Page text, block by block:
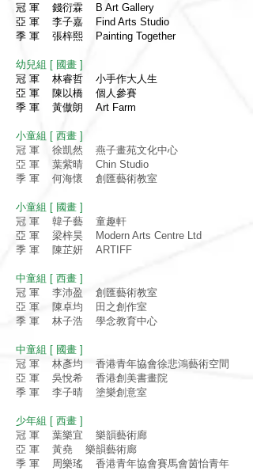
冠 軍 錢衍霖 B Art Gallery
亞 軍 李子嘉 Find Arts Studio
季 軍 張梓熙 Painting Together
幼兒組 [ 國畫 ]
冠 軍 林睿哲 小手作大人生
亞 軍 陳以橋 個人參賽
季 軍 黃傲朗 Art Farm
小童組 [ 西畫 ]
冠 軍 徐凱然 燕子畫苑文化中心
亞 軍 葉紫晴 Chin Studio
季 軍 何海懷 創匯藝術教室
小童組 [ 國畫 ]
冠 軍 韓子藝 童趣軒
亞 軍 梁梓昊 Modern Arts Centre Ltd
季 軍 陳芷妍 ARTIFF
中童組 [ 西畫 ]
冠 軍 李沛盈 創匯藝術教室
亞 軍 陳卓均 田之創作室
季 軍 林子浩 學念教育中心
中童組 [ 國畫 ]
冠 軍 林彥均 香港青年協會徐悲鴻藝術空間
亞 軍 吳悅希 香港創美書畫院
季 軍 李子晴 塗樂創意室
少年組 [ 西畫 ]
冠 軍 葉樂宜 樂韻藝術廊
亞 軍 黃堯 樂韻藝術廊
季 軍 周樂瑤 香港青年協會賽馬會茵怡青年